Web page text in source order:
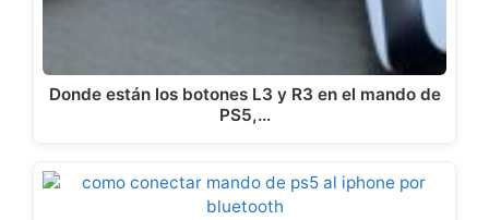
Donde están los botones L3 y R3 en el mando de
PS5,…